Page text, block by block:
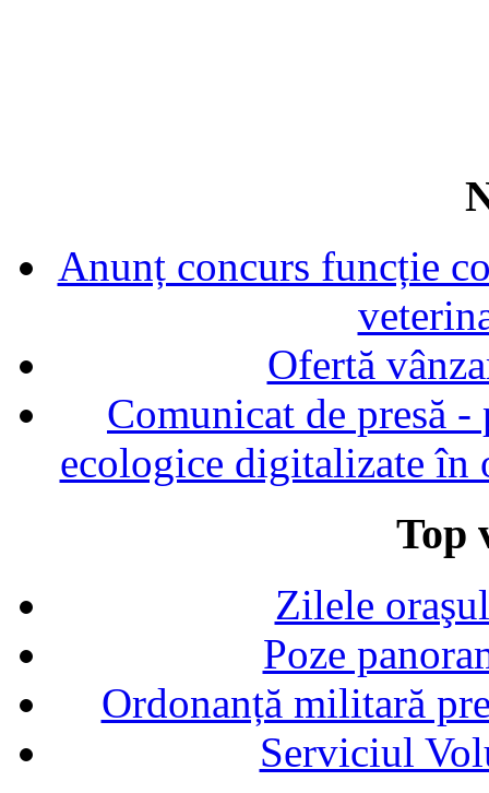
Anunț concurs funcție
Ofertă
Comunicat de presă
ecologice digitalizate în
Top
Zilele
Poze
Ordonanță militară
Serviciul